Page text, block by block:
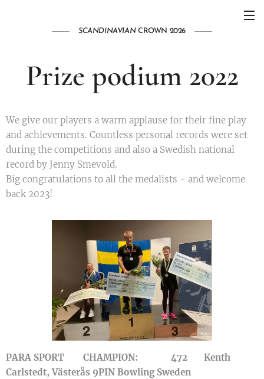
SCANDINAVIANCROWN 2026
Prize podium 2022
We give our players a warm applause for their fine play
and achievements. Countless personal records were set
during the competitions and also a Swedish national
record by Jenny Smevold.
Big congratulations to all the medalists - and welcome
back 2023!
PARA SPORT
CHAMPION: 472 Kenth
Carlstedt, Västerås 9PIN Bowling Sweden